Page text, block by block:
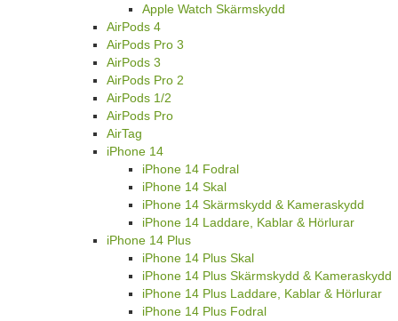
Apple Watch Skärmskydd
AirPods 4
AirPods Pro 3
AirPods 3
AirPods Pro 2
AirPods 1/2
AirPods Pro
AirTag
iPhone 14
iPhone 14 Fodral
iPhone 14 Skal
iPhone 14 Skärmskydd & Kameraskydd
iPhone 14 Laddare, Kablar & Hörlurar
iPhone 14 Plus
iPhone 14 Plus Skal
iPhone 14 Plus Skärmskydd & Kameraskydd
iPhone 14 Plus Laddare, Kablar & Hörlurar
iPhone 14 Plus Fodral